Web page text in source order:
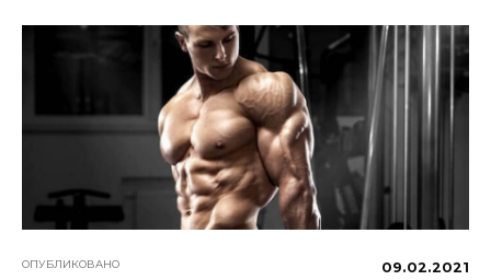
ОПУБЛИКОВАНО 09.02.2021